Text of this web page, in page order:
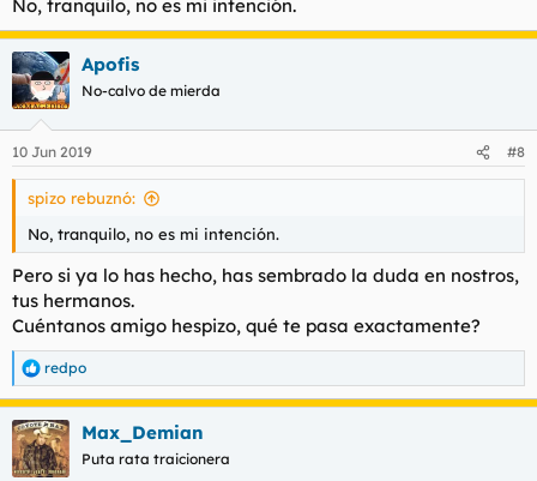
No, tranquilo, no es mi intención.
Apofis
No-calvo de mierda
10 Jun 2019 #8
spizo rebuznó:
No, tranquilo, no es mi intención.
Pero si ya lo has hecho, has sembrado la duda en nostros,
tus hermanos.
Cuéntanos amigo hespizo, qué te pasa exactamente?
R
e
a
c
c
i
redpo
Max_Demian
Puta rata traicionera